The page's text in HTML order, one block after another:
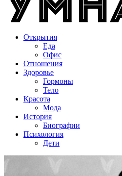
Открытия
Еда
Офис
Отношения
Здоровье
Гормоны
Тело
Красота
Мода
История
Биографии
Психология
Дети